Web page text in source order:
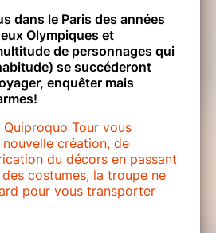
dans le Paris des années
Olympiques et
de personnages qui
se succéderont
enquêter mais
Tour vous
création, de
du décors en passant
costumes, la troupe ne
pour vous transporter